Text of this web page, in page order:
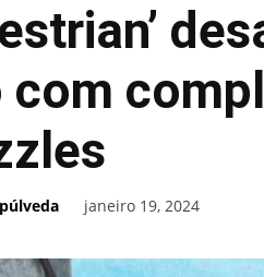
janeiro 19, 2024